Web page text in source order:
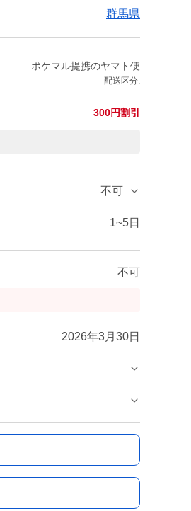
群馬県
ポケマル提携のヤマト便
配送区分:
300円割引
不可
1~5日
不可
2026年3月30日